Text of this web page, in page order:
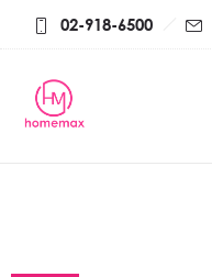
02-918-6500